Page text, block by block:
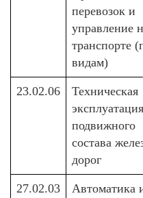
перевозок и
управление
транспорте
видам)
23.02.06
Техническая
эксплуатация
подвижного
состава
дорог
27.02.03
Автоматика